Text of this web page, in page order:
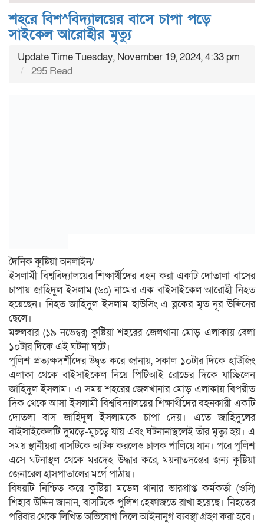
শহরে বিশ^বিদ্যালয়ের বাসে চাপা পড়ে
সাইকেল আরোহীর মৃত্যু
Update Time Tuesday, November 19, 2024, 4:33 pm
295 Read
দৈনিক কুষ্টিয়া অনলাইন/
ইসলামী বিশ্ববিদ্যালয়ের শিক্ষার্থীদের বহন করা একটি দোতালা বাসের
চাপায় জাহিদুল ইসলাম (৬০) নামের এক বাইসাইকেল আরোহী নিহত
হয়েছেন। নিহত জাহিদুল ইসলাম হাউসিং এ ব্লকের মৃত নূর উদ্দিনের
ছেলে।
মঙ্গলবার (১৯ নভেম্বর) কুষ্টিয়া শহরের জেলখানা মোড় এলাকায় বেলা
১০টার দিকে এই ঘটনা ঘটে।
পুলিশ প্রত্যক্ষদর্শীদের উদ্বৃত করে জানায়, সকাল ১০টার দিকে হাউজিং
এলাকা থেকে বাইসাইকেল নিয়ে পিটিআই রোডের দিকে যাচ্ছিলেন
জাহিদুল ইসলাম। এ সময় শহরের জেলখানার মোড় এলাকায় বিপরীত
দিক থেকে আসা ইসলামী বিশ্ববিদ্যালয়ের শিক্ষার্থীদের বহনকারী একটি
দোতলা বাস জাহিদুল ইসলামকে চাপা দেয়। এতে জাহিদুলের
বাইসাইকেলটি দুমড়ে-মুচড়ে যায় এবং ঘটনানাস্থলেই তাঁর মৃত্যু হয়। এ
সময় স্থানীয়রা বাসটিকে আটক করলেও চালক পালিয়ে যান। পরে পুলিশ
এসে ঘটনাস্থল থেকে মরদেহ উদ্ধার করে, ময়নাতদন্তের জন্য কুষ্টিয়া
জেনারেল হাসপাতালের মর্গে পাঠায়।
বিষয়টি নিশ্চিত করে কুষ্টিয়া মডেল থানার ভারপ্রাপ্ত কর্মকর্তা (ওসি)
শিহাব উদ্দিন জানান, বাসটিকে পুলিশ হেফাজতে রাখা হয়েছে। নিহতের
পরিবার থেকে লিখিত অভিযোগ দিলে আইনানুগ ব্যবস্থা গ্রহণ করা হবে।